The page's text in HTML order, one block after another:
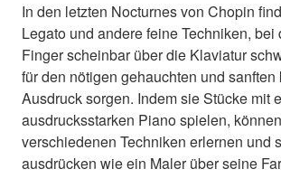
In den letzten Nocturnes von Chopin
Legato und andere feine Techniken, bei
Finger scheinbar über die Klaviatur
für den nötigen gehauchten und
Ausdruck sorgen. Indem sie Stücke mit
ausdrucksstarken Piano spielen,
verschiedenen Techniken erlernen und
ausdrücken wie ein Maler über seine